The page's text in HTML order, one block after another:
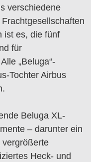
verschiedene
ist es, die fünf
für
„Beluga“-
Tochter Airbus
Beluga XL-
– darunter ein
vergrößerte
Heck- und